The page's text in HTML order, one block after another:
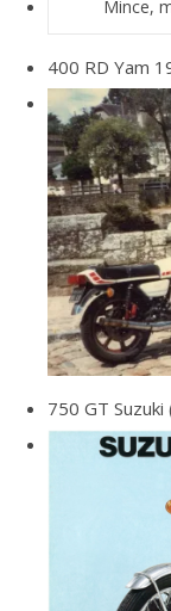
Mince,
400 RD Yam
750 GT